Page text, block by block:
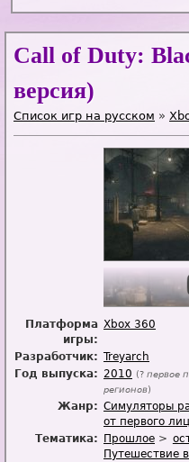
Call of Duty:
версия)
Список игр на русском »
Платформа
игры:
Xbox 360
Разработчик: Treyarch
Год выпуска: 2010 (? первое
регионов)
Жанр: Симуляторы
от первого
Тематика:
Прошлое
Путешествие